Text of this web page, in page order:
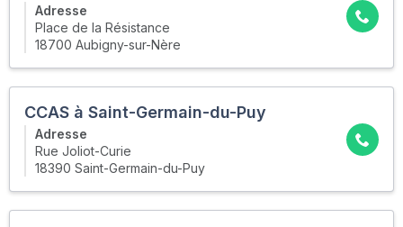
Adresse
Place de la Résistance
18700 Aubigny-sur-Nère
CCAS à Saint-Germain-du-Puy
Adresse
Rue Joliot-Curie
18390 Saint-Germain-du-Puy